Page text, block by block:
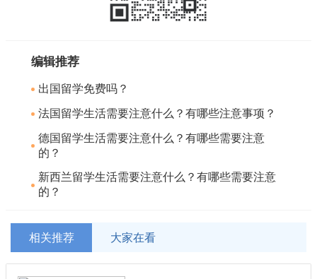
编辑推荐
出国留学免费吗？
法国留学生活需要注意什么？有哪些注意事项？
德国留学生活需要注意什么？有哪些需要注意
的？
新西兰留学生活需要注意什么？有哪些需要注意
的？
相关推荐 大家在看